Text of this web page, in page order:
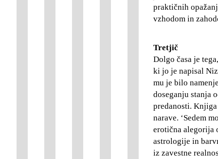
praktičnih
vzhodom in
Tretjič
Dolgo časa je
ki jo je napisal
mu je bilo
doseganju stanja
predanosti.
narave. ‘Sedem
erotična alegorija
astrologije in
iz zavestne